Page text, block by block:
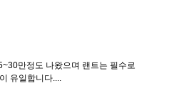
만정도 나왔으며 랜트는 필수로
유일합니다....